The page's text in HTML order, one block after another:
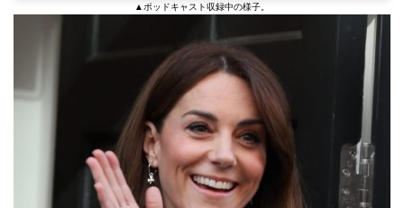
▲ポッドキャスト収録中の様子。